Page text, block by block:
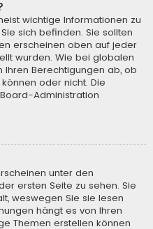
wichtige Informationen zu
sich befinden. Sie sollten
erscheinen oben auf jeder
wurden. Wie bei globalen
Berechtigungen ab, ob
oder nicht. Die
Administration
unter den
ersten Seite zu sehen. Sie
weswegen Sie sie lesen
hängt es von Ihren
Themen erstellen können